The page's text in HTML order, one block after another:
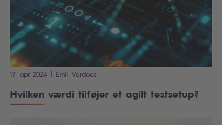
17. apr 2024 | Emil Verdoes
Hvilken værdi tilføjer et agilt testsetup?